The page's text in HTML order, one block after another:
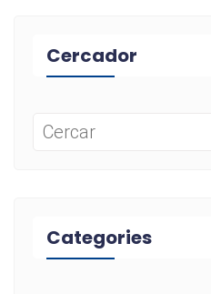
Cercador
Categories